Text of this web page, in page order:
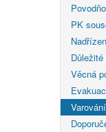
PK
Věcná
Varování